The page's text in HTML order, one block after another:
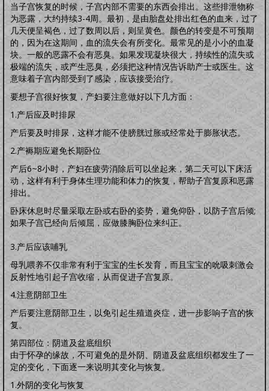
当子宫恢复的时候，子宫内部不需要的东西会排出。这些排泄物称
为恶露，大约持续3-4周。最初，是由胎盘处排出红色的血来，过了
几天便呈褐色，过了数周以后，则呈黄色。颜色的转变是不可预期
的，因为在这期间，血的流失会有所变化。最常见的是小小的血凝
块。一般的恶露不会有恶臭。如果发现凝块很大，持续性的流失或
极端的流失，或产生恶臭，必须把这种情况告诉助产士或医生。这
意味着子宫内部受到了感染，应该接受治疗。
要想子宫很好恢复，产妇要注意做好以下几方面：
1.产后应及时排尿
产后要及时排尿，这样才能不使膀胱过胀或经常处于膨胀状态。
2.产褥期应避免长期卧位
产后6~8小时，产妇在疲劳消除后可以坐起来，第二天可以下床活
动，这样有利于身体生理功能和体力的恢复，帮助子宫复原和恶露
排出。
卧床休息时尽量采取左卧或右卧的姿势，避免仰卧，以防子宫后倾;
如果子宫已经向后倾屈，应做膝胸卧位来纠正。
3.产后应该哺乳
母乳喂养不仅非常有利于宝宝的生长发育，而且宝宝的吮吸刺激会
反射性地引起子宫收缩，从而促进子宫复原。
4.注意阴部卫生
产后要注意阴部卫生，以免引起生殖道炎症，进一步影响子宫的恢
复。
第四部位：阴道及盆底组织
由于怀孕的缘故，不可避免的是外阴、阴道及盆底组织都发生了一
定的变化，下面逐一来说明其变化与恢复。
1.外阴的变化与恢复